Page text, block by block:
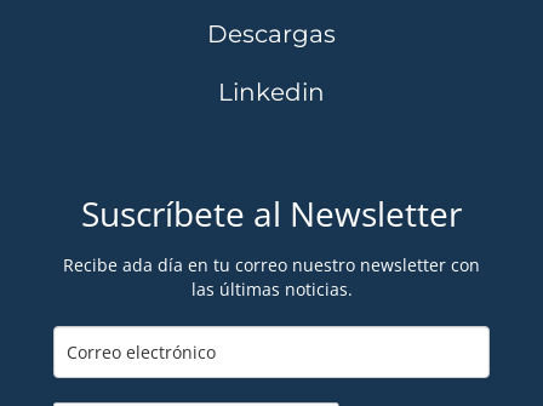
Descargas
Linkedin
Suscríbete al Newsletter
Recibe ada día en tu correo nuestro newsletter con
las últimas noticias.